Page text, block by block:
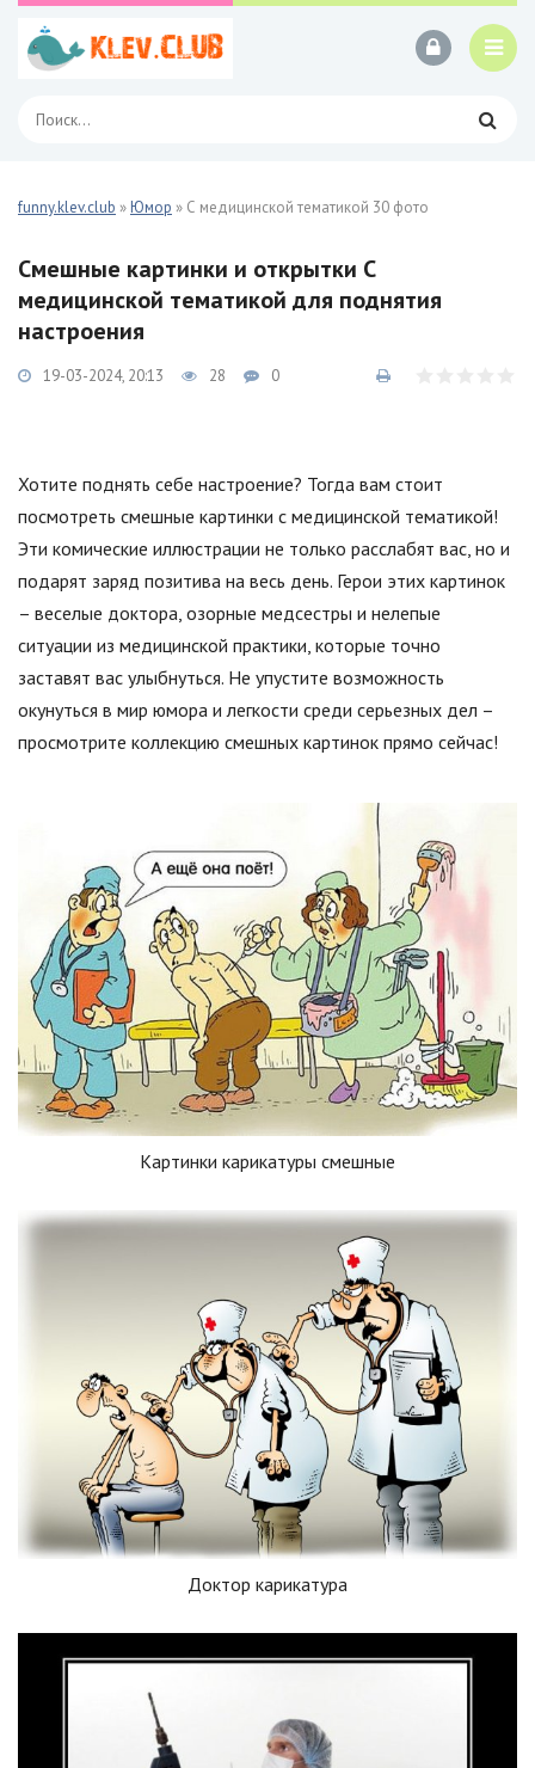
funny.klev.club »Юмор » С медицинской тематикой 30 фото
Смешные картинки и открытки С
медицинской тематикой для поднятия
настроения
19-03-2024, 20:13 28 0
Хотите поднять себе настроение? Тогда вам стоит
посмотреть смешные картинки с медицинской тематикой!
Эти комические иллюстрации не только расслабят вас, но и
подарят заряд позитива на весь день. Герои этих картинок
– веселые доктора, озорные медсестры и нелепые
ситуации из медицинской практики, которые точно
заставят вас улыбнуться. Не упустите возможность
окунуться в мир юмора и легкости среди серьезных дел –
просмотрите коллекцию смешных картинок прямо сейчас!
Картинки карикатуры смешные
Доктор карикатура